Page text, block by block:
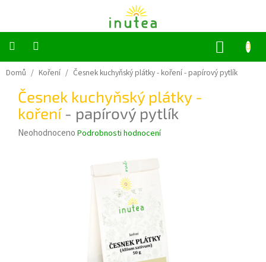
Bylinné
ovocné
čaje
Jednodruhové
bylinky
Domů / Koření / Česnek kuchyňský plátky - koření- papírový pytlík
Česnek kuchyňský plátky -
koření - papírový pytlík
Průměrné
Neohodnoceno Podrobnosti hodnocení